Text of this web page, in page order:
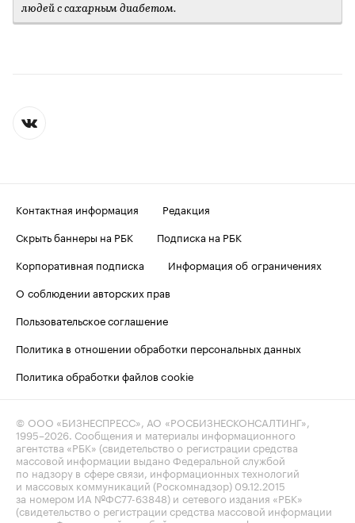
людей с сахарным диабетом.
Контактная информация
Редакция
Скрыть баннеры на РБК
Подписка на РБК
Корпоративная подписка
Информация об ограничениях
О соблюдении авторских прав
Пользовательское соглашение
Политика в отношении обработки персональных данных
Политика обработки файлов cookie
© ООО «БИЗНЕСПРЕСС», АО «РОСБИЗНЕСКОНСАЛТИНГ»,
1995–2026. Сообщения и материалы информационного
агентства «РБК» (свидетельство о регистрации средства
массовой информации выдано Федеральной службой
по надзору в сфере связи, информационных технологий
и массовых коммуникаций (Роскомнадзор) 09.12.2015
за номером ИА №ФС77-63848) и сетевого издания «РБК»
(свидетельство о регистрации средства массовой информации